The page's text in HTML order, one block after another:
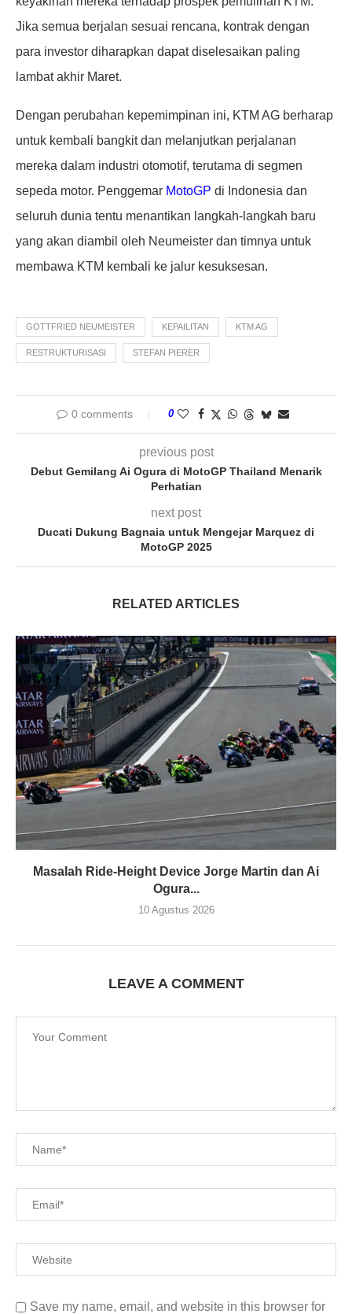
Jika semua berjalan sesuai rencana, kontrak dengan
para investor diharapkan dapat diselesaikan paling
lambat akhir Maret.
Dengan perubahan kepemimpinan ini, KTM AG berharap
untuk kembali bangkit dan melanjutkan perjalanan
mereka dalam industri otomotif, terutama di segmen
sepeda motor. Penggemar MotoGP di Indonesia dan
seluruh dunia tentu menantikan langkah-langkah baru
yang akan diambil oleh Neumeister dan timnya untuk
membawa KTM kembali ke jalur kesuksesan.
GOTTFRIED NEUMEISTER KEPAILITAN KTM AG
RESTRUKTURISASI STEFAN PIERER
0 comments 0
previous post
Debut Gemilang Ai Ogura di MotoGP Thailand Menarik
Perhatian
next post
Ducati Dukung Bagnaia untuk Mengejar Marquez di
MotoGP 2025
RELATED ARTICLES
Masalah Ride-Height Device Jorge Martin dan Ai
Ogura...
10 Agustus 2026
LEAVE A COMMENT
Save my name, email, and website in this browser for